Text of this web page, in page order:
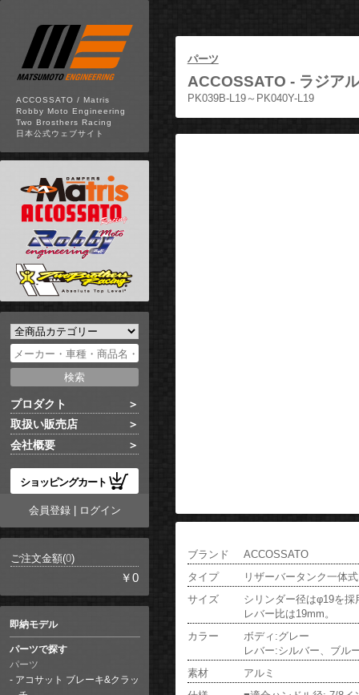
ACCOSSATO / Matris
Robby Moto Engineering
Two Brosthers Racing
日本公式ウェブサイト
プロダクト
取扱い販売店
会社概要
ショッピングカート
会員登録| ログイン
ご注文金額(0)
￥0
即納モデル
パーツで探す
パーツ
アコサット ブレーキ&クラッ
パーツ
ACCOSSATO - ラジア
PK039B-L19～PK040Y-L19
ブランド
ACCOSSATO
タイプ
リザーバータンク一体
サイズ
シリンダー径はφ19を採
レバー比は19mm。
カラー
ボディ:グレー
レバー:シルバー、ブル
素材
アルミ